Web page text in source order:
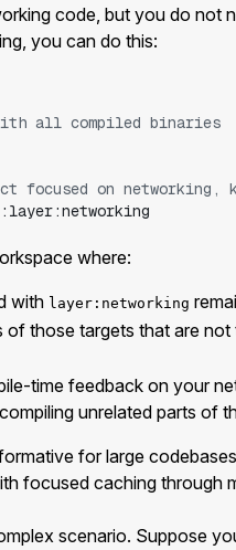
code, but you do not
you can do this:
all compiled binaries
focused on networking,
where:
with layer:networking
of those targets that are
time feedback on your
unrelated parts of
for large
focused caching through
scenario. Suppose